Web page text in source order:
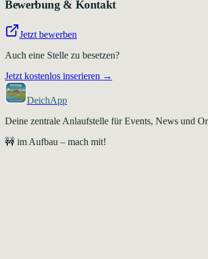
Bewerbung & Kontakt
Jetzt bewerben
Auch eine Stelle zu besetzen?
Jetzt kostenlos inserieren →
DeichApp
Deine zentrale Anlaufstelle für Events, News und
🚧 im Aufbau – mach mit!